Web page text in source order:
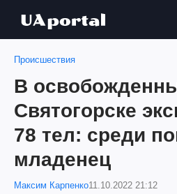
Происшествия
В
Святогорске
78 тел: среди
младенец
Максим Карпенко11.10.2022 21:12